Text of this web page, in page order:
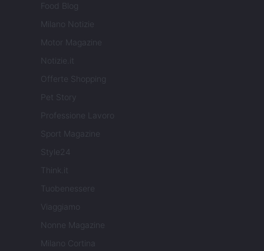
Food Blog
Milano Notizie
Motor Magazine
Notizie.it
Offerte Shopping
Pet Story
Professione Lavoro
Sport Magazine
Style24
Think.it
Tuobenessere
Viaggiamo
Nonne Magazine
Milano Cortina